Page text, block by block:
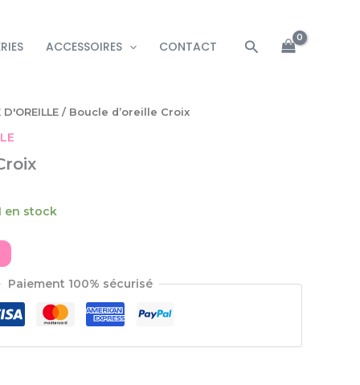
ACCESSOIRES CONTACT Rechercher
D'OREILLE / Boucle d’oreille Croix
en stock
Paiement 100% sécurisé